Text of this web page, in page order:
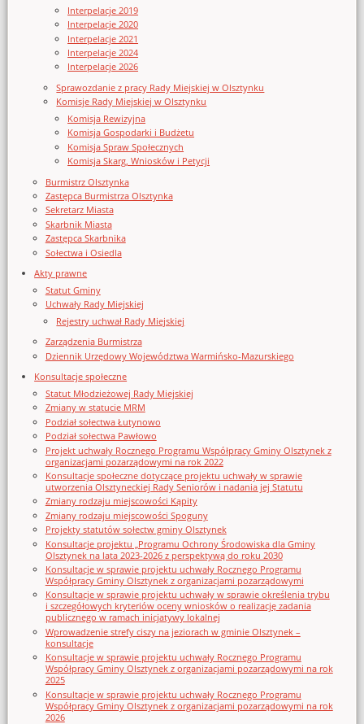
Interpelacje 2019
Interpelacje 2020
Interpelacje 2021
Interpelacje 2024
Interpelacje 2026
Sprawozdanie z pracy Rady Miejskiej w Olsztynku
Komisje Rady Miejskiej w Olsztynku
Komisja Rewizyjna
Komisja Gospodarki i Budżetu
Komisja Spraw Społecznych
Komisja Skarg, Wniosków i Petycji
Burmistrz Olsztynka
Zastępca Burmistrza Olsztynka
Sekretarz Miasta
Skarbnik Miasta
Zastępca Skarbnika
Sołectwa i Osiedla
Akty prawne
Statut Gminy
Uchwały Rady Miejskiej
Rejestry uchwał Rady Miejskiej
Zarządzenia Burmistrza
Dziennik Urzędowy Województwa Warmińsko-Mazurskiego
Konsultacje społeczne
Statut Młodzieżowej Rady Miejskiej
Zmiany w statucie MRM
Podział sołectwa Łutynowo
Podział sołectwa Pawłowo
Projekt uchwały Rocznego Programu Współpracy Gminy Olsztynek z
organizacjami pozarządowymi na rok 2022
Konsultacje społeczne dotyczące projektu uchwały w sprawie
utworzenia Olsztyneckiej Rady Seniorów i nadania jej Statutu
Zmiany rodzaju miejscowości Kąpity
Zmiany rodzaju miejscowości Spoguny
Projekty statutów sołectw gminy Olsztynek
Konsultacje projektu „Programu Ochrony Środowiska dla Gminy
Olsztynek na lata 2023-2026 z perspektywą do roku 2030
Konsultacje w sprawie projektu uchwały Rocznego Programu
Współpracy Gminy Olsztynek z organizacjami pozarządowymi
Konsultacje w sprawie projektu uchwały w sprawie określenia trybu
i szczegółowych kryteriów oceny wniosków o realizację zadania
publicznego w ramach inicjatywy lokalnej
Wprowadzenie strefy ciszy na jeziorach w gminie Olsztynek –
konsultacje
Konsultacje w sprawie projektu uchwały Rocznego Programu
Współpracy Gminy Olsztynek z organizacjami pozarządowymi na rok
2025
Konsultacje w sprawie projektu uchwały Rocznego Programu
Współpracy Gminy Olsztynek z organizacjami pozarządowymi na rok
2026